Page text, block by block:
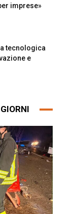
imprese»
tecnologica
e